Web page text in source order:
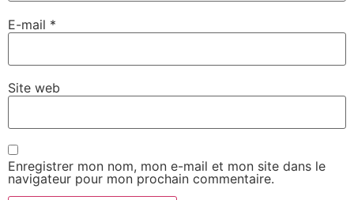
E-mail *
Site web
Enregistrer mon nom, mon e-mail et mon site dans le
navigateur pour mon prochain commentaire.